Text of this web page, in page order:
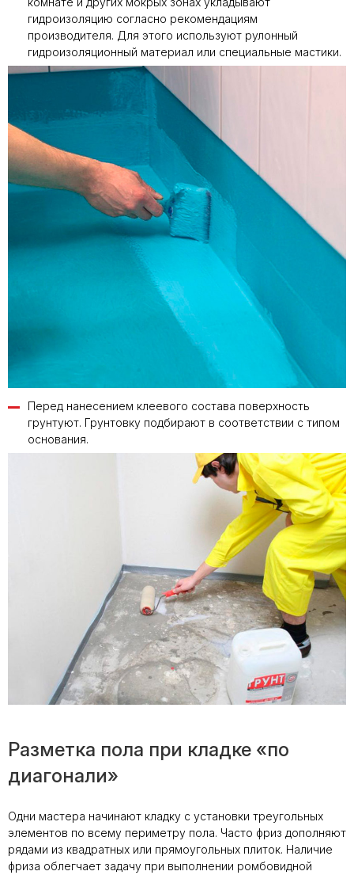
гидроизоляцию согласно рекомендациям
производителя. Для этого используют рулонный
гидроизоляционный материал или специальные мастики.
Перед нанесением клеевого состава поверхность
грунтуют. Грунтовку подбирают в соответствии с типом
основания.
Разметка пола при кладке «по
диагонали»
Одни мастера начинают кладку с установки треугольных
элементов по всему периметру пола. Часто фриз дополняют
рядами из квадратных или прямоугольных плиток. Наличие
фриза облегчает задачу при выполнении ромбовидной